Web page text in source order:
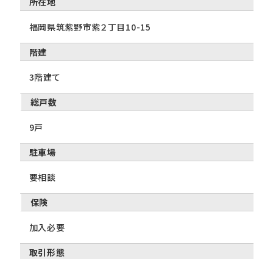
福岡県筑紫野市紫２丁目10-15
階建
3階建て
総戸数
9戸
駐車場
要相談
保険
加入必要
取引形態